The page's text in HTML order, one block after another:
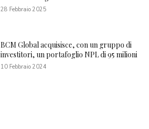
28 Febbraio 2025
BCM Global acquisisce, con un gruppo di
investitori, un portafoglio NPL di 95 milioni
10 Febbraio 2024